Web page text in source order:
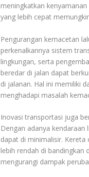
meningkatkan
yang lebih cepat
Pengurangan kemacetan
perkenalkannya sistem
lingkungan, serta
beredar di jalan dapat
di jalanan. Hal ini memiliki
menghadapi masalah
Inovasi transportasi juga
Dengan adanya
dapat di minimalisir.
lebih rendah di bandingkan
mengurangi dampak